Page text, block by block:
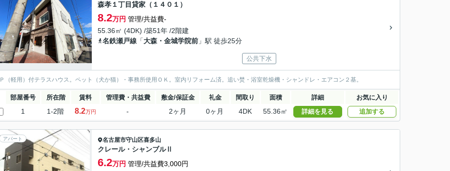
森孝１丁目貸家（１４０１）
8.2万円 管理/共益費-
55.36㎡ (4DK) /築51年 /2階建
名鉄瀬戸線 「大森・金城学院前 」駅 徒歩25分
公共下水
Ｐ（軽用）付テラスハウス。ペット（犬か猫）・事務所使用ＯＫ。室内リフォーム済。追い焚・浴室乾燥機・シャンドレ・エアコン２基。
部屋番号 所在階 賃料 管理費・共益費 敷金/保証金 礼金 間取り 面積 詳細 お気に入り
1 1-2階 8.2万円 - 2ヶ月 0ヶ月 4DK 55.36㎡ 詳細を見る 追加する
アパート 名古屋市守山区喜多山
クレール・シャンブルⅡ
6.2万円 管理/共益費3,000円